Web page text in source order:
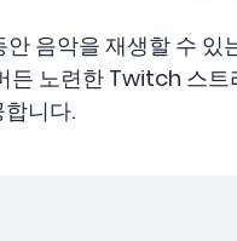
음악을 재생할 수 있
노련한 Twitch 스
니다.